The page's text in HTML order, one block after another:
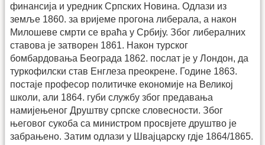
финансија и уредник Српских Новина. Одлази из
земље 1860. за вријеме прогона либерала, а након
Милошеве смрти се враћа у Србију. Због либералних
ставова је затворен 1861. Након турског
бомбардовања Београда 1862. послат је у Лондон, да
туркофилски став Енглеза преокрене. Године 1863.
постаје професор политичке економије на Великој
школи, али 1864. губи службу због предавања
намијењеног Друштву српске словесности. Због
његовог сукоба са министром просвјете друштво је
забрањено. Затим одлази у Швајцарску гдје 1864/1865.